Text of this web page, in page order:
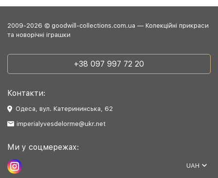
2009-2026 © goodwill-collections.com.ua — Колекційні прикраси
та новорічні іграшки
+38 097 997 72 20
Контакти:
Одеса, вул. Катерининська, 62
imperialyvesdelorme@ukr.net
Ми у соцмережах:
UAH